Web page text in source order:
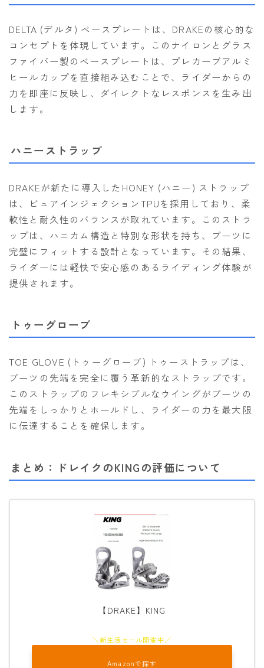
DELTA (デルタ) ベースプレートは、DRAKEの核心的な
コンセプトを体現しています。このナイロンとグラス
ファイバー製のベースプレートは、プレカーブアルミ
ヒールカップを直接組み込むことで、ライダーからの
力を即座に反映し、ダイレクトなレスポンスを生み出
します。
ハニーストラップ
DRAKEが新たに導入したHONEY (ハニー) ストラップ
は、ビュアインジェクションTPUを採用しており、柔
軟性と耐久性のバランスが取れています。このストラ
ップは、ハニカム構造と特別な形状を持ち、ブーツに
完璧にフィットする設計となっています。その結果、
ライダーには軽快で安心感のあるライディング体験が
提供されます。
トゥーグローブ
TOE GLOVE (トゥーグローブ) トゥーストラップは、
ブーツの先端を完全に覆う革新的なストラップです。
このストラップのフレキシブルなウイングがブーツの
先端をしっかりとホールドし、ライダーの力を最大限
に伝達することを確保します。
まとめ：ドレイクのKINGの評価について
【DRAKE】KING
Amazonで探す